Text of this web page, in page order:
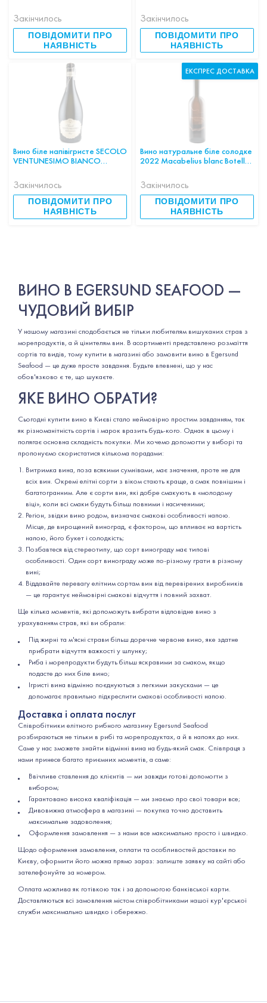
ECO100% Pinot Noir
12,0%0,75л
Закінчилось
ПОВІДОМИТИ ПРО
НАЯВНІСТЬ
Cava Brut Nature 0,75л 11.5%
ІСПАНІЯ
Закінчилось
ПОВІДОМИТИ ПРО
НАЯВНІСТЬ
Вино біле напівігристе SECOLO
VENTUNESIMO BIANCO
ІТАЛІЯ
Закінчилось
ПОВІДОМИТИ ПРО
НАЯВНІСТЬ
Вино натуральне біле солодке
2022 Macabelius blanc Botella
Закінчилось
ПОВІДОМИТИ ПРО
НАЯВНІСТЬ
ЕКСПРЕС ДОСТАВКА
ВИНО В EGERSUND SEAFOOD —
ЧУДОВИЙ ВИБІР
У нашому магазині сподобається не тільки любителям вишуканих страв з
морепродуктів, а й цінителям вин. В асортименті представлено розмаїття
сортів та видів, тому купити в магазині або замовити вино в Egersund
Seafood — це дуже просте завдання. Будьте впевнені, що у нас
обов'язково є те, що шукаєте.
ЯКЕ ВИНО ОБРАТИ?
Сьогодні купити вино в Києві стало неймовірно простим завданням, так
як різноманітність сортів і марок вразить будь-кого. Однак в цьому і
полягає основна складність покупки. Ми хочемо допомогти у виборі та
пропонуємо скористатися кількома порадами:
Витримка вина, поза всякими сумнівами, має значення, проте не для
всіх вин. Окремі елітні сорти з віком стають краще, а смак повнішим і
багатогранним. Але є сорти вин, які добре смакують в «молодому
віці», коли всі смаки будуть більш повними і насиченими;
Регіон, звідки вино родом, визначає смакові особливості напою.
Місце, де вирощений виноград, є фактором, що впливає на вартість
напою, його букет і солодкість;
Позбавтеся від стереотипу, що сорт винограду має типові
особливості. Один сорт винограду може по-різному грати в різному
вині;
Віддавайте перевагу елітним сортам вин від перевірених виробників
— це гарантує неймовірні смакові відчуття і повний захват.
Ще кілька моментів, які допоможуть вибрати відповідне вино з
урахуванням страв, які ви обрали:
Під жирні та м'ясні страви більш доречне червоне вино, яке здатне
прибрати відчуття важкості у шлунку;
Риба і морепродукти будуть більш яскравими за смаком, якщо
подасте до них біле вино;
Ігристі вина відмінно поєднуються з легкими закусками — це
допомагає правильно підкреслити смакові особливості напою.
Доставка і оплата послуг
Співробітники елітного рибного магазину Egersund Seafood
розбираються не тільки в рибі та морепродуктах, а й в напоях до них.
Саме у нас зможете знайти відмінні вина на будь-який смак. Співпраця з
нами принесе багато приємних моментів, а саме:
Ввічливе ставлення до клієнтів — ми завжди готові допомогти з
вибором;
Гарантовано висока кваліфікація — ми знаємо про свої товари все;
Дивовижна атмосфера в магазині — покупка точно доставить
максимальне задоволення;
Оформлення замовлення — з нами все максимально просто і швидко.
Щодо оформлення замовлення, оплати та особливостей доставки по
Києву, оформити його можна прямо зараз: залиште заявку на сайті або
зателефонуйте за номером.
Оплата можлива як готівкою так і за допомогою банківської карти.
Доставляються всі замовлення містом співробітниками нашої кур'єрської
служби максимально швидко і обережно.